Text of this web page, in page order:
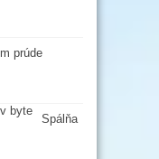
prúde
Spálňa